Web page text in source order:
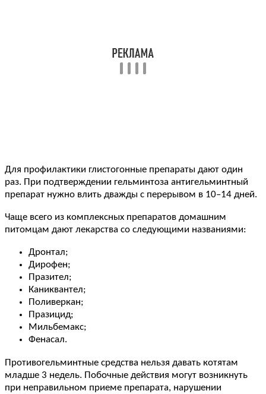
Для профилактики глистогонные препараты дают один
раз. При подтверждении гельминтоза антигельминтный
препарат нужно влить дважды с перерывом в 10–14 дней.
Чаще всего из комплексных препаратов домашним
питомцам дают лекарства со следующими названиями:
Дронтал;
Дирофен;
Празител;
Каниквантел;
Поливеркан;
Празицид;
Мильбемакс;
Фенасал.
Противогельминтные средства нельзя давать котятам
младше 3 недель. Побочные действия могут возникнуть
при неправильном приеме препарата, нарушении